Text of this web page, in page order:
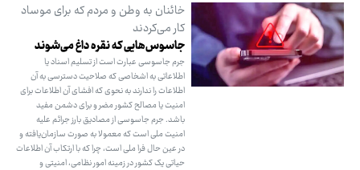
خائنان به وطن و مردم که ‌برای موساد
کار می‌کردند
جاسوس‌هایی که نقره داغ می‌شوند
جرم جاسوسی عبارت است از تسلیم اسناد یا
اطلاعاتی به اشخاصی که صلاحیت دسترسی به آن
اطلاعات را ندارند به نحوی که افشای آن اطلاعات برای
امنیت یا مصالح کشور مضر و برای دشمن مفید
باشد. جرم جاسوسی از مصادیق بارز جرائم علیه
امنیت ملی است که معمولا به صورت سازمان‌یافته و
در عین حال فرا ملی است، چرا که با ارتکاب آن اطلاعات
حیاتی یک کشور در زمینه امور نظامی، امنیتی و